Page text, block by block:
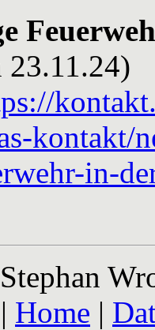
23.11.24)
kontakt/
in-
Home |